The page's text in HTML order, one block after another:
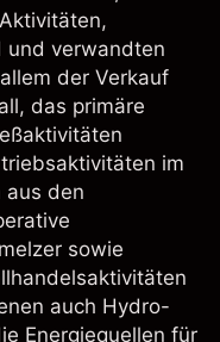
und verwandten
der Verkauf
das primäre
im
aus den
sowie
auch Hydro-
Energiequellen für